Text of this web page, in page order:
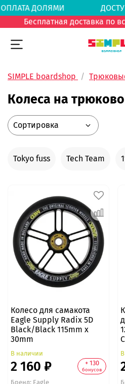
ОПЛАТА ДОЛЯМИ
Бесплатная доставка по
SIMPLE boardshop
Колеса на
Tokyo fuss Tech Team
Колесо для самакота
Eagle Supply Radix 5D
Black/Black 115mm х
30mm
В наличии
2 160 ₽ + 130
бонусов
Бренд:Eagle